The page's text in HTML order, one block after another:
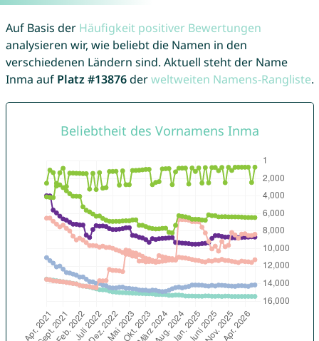
Auf Basis der Häufigkeit positiver Bewertungen
analysieren wir, wie beliebt die Namen in den
verschiedenen Ländern sind. Aktuell steht der Name
Inma auf Platz #13876derweltweiten Namens-Rangliste.